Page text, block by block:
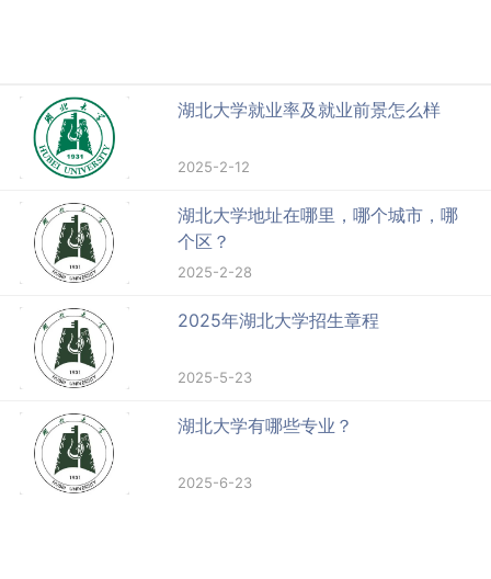
湖北大学就业率及就业前景怎么样
2025-2-12
湖北大学地址在哪里，哪个城市，哪
个区？
2025-2-28
2025年湖北大学招生章程
2025-5-23
湖北大学有哪些专业？
2025-6-23